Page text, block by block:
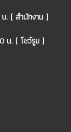
. ( สำนักงาน )
น. ( โชว์รูม )